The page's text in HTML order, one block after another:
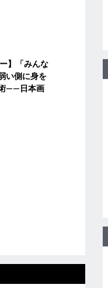
】「みんな
い側に身を
——日本画